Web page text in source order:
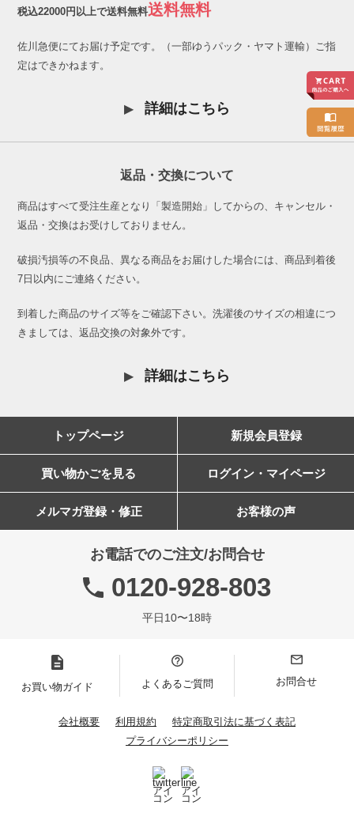
税込22000円以上で送料無料送料無料
佐川急便にてお届け予定です。（一部ゆうパック・ヤマト運輸）ご指
定はできかねます。
詳細はこちら
返品・交換について
商品はすべて受注生産となり「製造開始」してからの、キャンセル・
返品・交換はお受けしておりません。
破損汚損等の不良品、異なる商品をお届けした場合には、商品到着後
7日以内にご連絡ください。
到着した商品のサイズ等をご確認下さい。洗濯後のサイズの相違につ
きましては、返品交換の対象外です。
詳細はこちら
トップページ 新規会員登録
買い物かごを見る ログイン・マイページ
メルマガ登録・修正 お客様の声
お電話でのご注文/お問合せ
0120-928-803
平日10〜18時
お買い物ガイド よくあるご質問 お問合せ
会社概要 利用規約
特定商取引法に基づく表記
プライバシーポリシー